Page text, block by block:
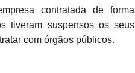
contratada de forma
tiveram suspensos os seus
com órgãos públicos.